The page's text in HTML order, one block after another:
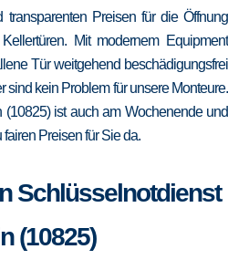
transparenten Preisen für die Öffnung
Mit modernem Equipment
Tür weitgehend beschädigungsfrei
sind kein Problem für unsere Monteure.
(10825) ist auch am Wochenende und
Preisen für Sie da.
Schlüsselnotdienst
(10825)